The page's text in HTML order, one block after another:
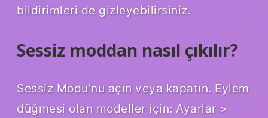
bildirimleri de gizleyebilirsiniz.
Sessiz moddan nasıl çıkılır?
Sessiz Modu’nu açın veya kapatın. Eylem
düğmesi olan modeller için: Ayarlar >